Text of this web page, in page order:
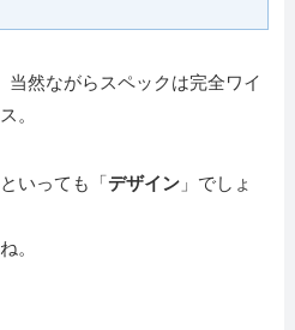
当然ながらスペックは完全ワイ
。
いっても「デザイン 」でしょ
。